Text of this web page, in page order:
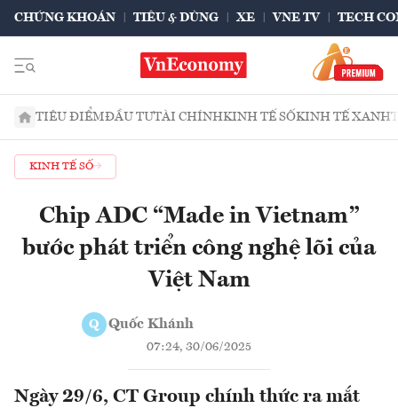
CHỨNG KHOÁN TIÊU & DÙNG XE VNE TV TECH
TIÊU ĐIỂMĐẦU TƯTÀI CHÍNHKINH TẾ SỐKINH TẾ XANH
KINH TẾ SỐ
Chip ADC “Made in Vietnam”
bước phát triển công nghệ lõi của
Việt Nam
Q Quốc Khánh
07:24, 30/06/2025
Ngày 29/6, CT Group chính thức ra mắt